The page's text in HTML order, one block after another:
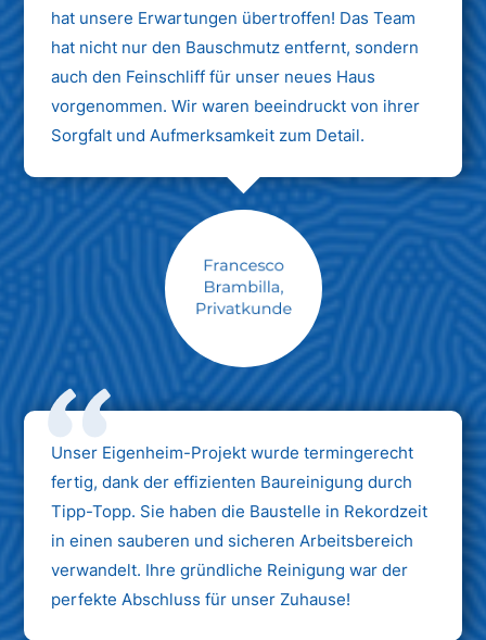
hat unsere Erwartungen übertroffen! Das Team
hat nicht nur den Bauschmutz entfernt, sondern
auch den Feinschliff für unser neues Haus
vorgenommen. Wir waren beeindruckt von ihrer
Sorgfalt und Aufmerksamkeit zum Detail.
Max Mustermann
Unternehmen AG
Unser Eigenheim-Projekt wurde termingerecht
fertig, dank der effizienten Baureinigung durch
Tipp-Topp. Sie haben die Baustelle in Rekordzeit
in einen sauberen und sicheren Arbeitsbereich
verwandelt. Ihre gründliche Reinigung war der
perfekte Abschluss für unser Zuhause!